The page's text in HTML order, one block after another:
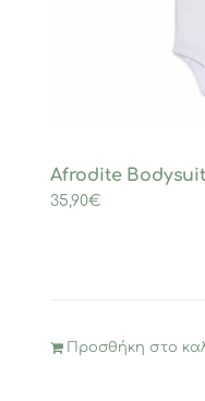
Afrodite
35,90€
Προσθήκη στο